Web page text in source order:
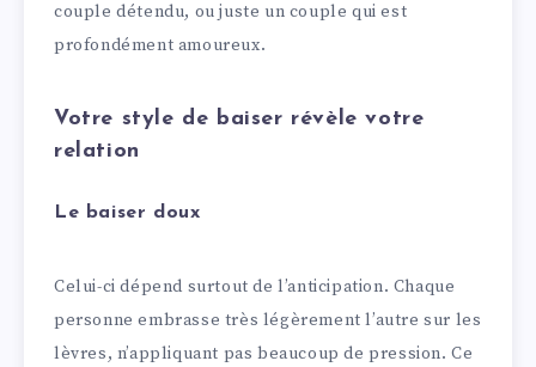
couple détendu, ou juste un couple qui est
profondément amoureux.
Votre style de baiser révèle votre
relation
Le baiser doux
Celui-ci dépend surtout de l’anticipation. Chaque
personne embrasse très légèrement l’autre sur les
lèvres, n’appliquant pas beaucoup de pression. Ce